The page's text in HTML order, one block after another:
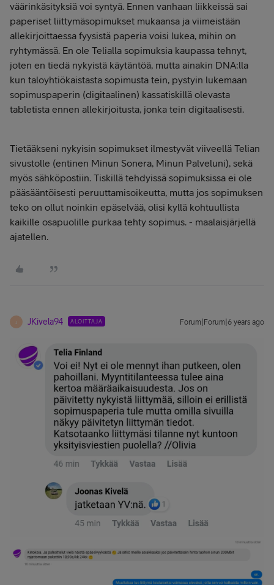
väärinkäsityksiä voi syntyä. Ennen vanhaan liikkeissä sai
paperiset liittymäsopimukset mukaansa ja viimeistään
allekirjoittaessa fyysistä paperia voisi lukea, mihin on
ryhtymässä. En ole Telialla sopimuksia kaupassa tehnyt,
joten en tiedä nykyistä käytäntöä, mutta ainakin DNA:lla
kun taloyhtiökaistasta sopimusta tein, pystyin lukemaan
sopimuspaperin (digitaalinen) kassatiskillä olevasta
tabletista ennen allekirjoitusta, jonka tein digitaalisesti.
Tietääkseni nykyisin sopimukset ilmestyvät viiveellä Telian
sivustolle (entinen Minun Sonera, Minun Palveluni), sekä
myös sähköpostiin. Tiskillä tehdyissä sopimuksissa ei ole
pääsääntöisesti peruuttamisoikeutta, mutta jos sopimuksen
teko on ollut noinkin epäselvää, olisi kyllä kohtuullista
kaikille osapuolille purkaa tehty sopimus. - maalaisjärjellä
ajatellen.
J JKivela94 ALOITTAJA Forum|Forum|6 years ago